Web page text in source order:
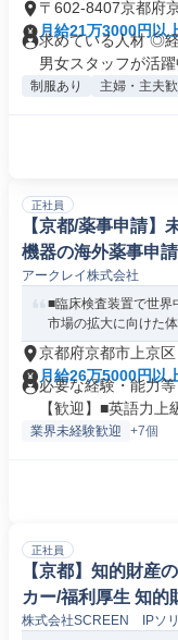
〒602-8407京都府
月給21万3000円以
求めている人材 ◎
男女スタッフが活躍
制服あり 主婦・主夫
正社員
【京都/薬事申請】
機器の海外薬事申
アークレイ株式会社
■臨床検査装置で世界
市場の拡大に向けた
京都府京都市上京区
月給26万5000円以
必要な経験・能力
【歓迎】■英語力上
業界未経験歓迎 +7個
正社員
【京都】知的財産
カー/福利厚生 知的
株式会社SCREEN IPソ